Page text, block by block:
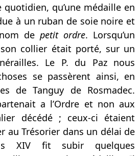
quotidien, qu’une médaille en
à un ruban de soie noire et
de petit ordre. Lorsqu’un
collier était porté, sur un
Le P. du Paz nous
se passèrent ainsi, en
de Tanguy de Rosmadec.
a l’Ordre et non aux
décédé ; ceux-ci étaient
au Trésorier dans un délai de
XIV fit subir quelques